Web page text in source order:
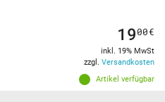
Artikel verfügbar
1900€
inkl. 19% MwSt
zzgl. Versandkosten